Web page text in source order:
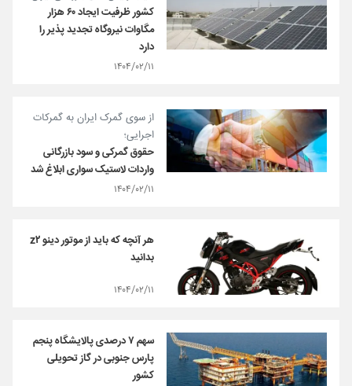
کشور ظرفیت ایجاد ۶۰ هزار
مگاوات نیروگاه تجدید پذیر را
دارد
۱۴۰۴/۰۲/۱۱
از سوی گمرک ایران به گمرکات
اجرایی؛
حقوق گمرکی و سود بازرگانی
واردات لاستیک سواری ابلاغ شد
۱۴۰۴/۰۲/۱۱
هر آنچه که باید از موتور دینو z۲
بدانید
۱۴۰۴/۰۲/۱۱
سهم ۷ درصدی پالایشگاه پنجم
پارس جنوبی در گاز تحویلی
کشور